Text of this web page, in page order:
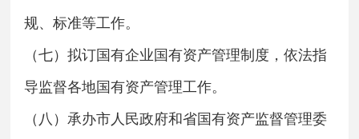
规、标准等工作。
（七）拟订国有企业国有资产管理制度，依法指
导监督各地国有资产管理工作。
（八）承办市人民政府和省国有资产监督管理委